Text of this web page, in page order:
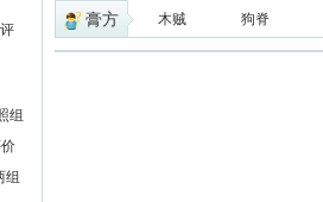
组
组
膏方
木贼
狗脊